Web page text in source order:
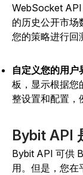
WebSocket API
的历史公开市场
您的策略进行回
自定义您的用户
板，显示根据您
整设置和配置，
Bybit API
Bybit API 可供
用。但是，您在